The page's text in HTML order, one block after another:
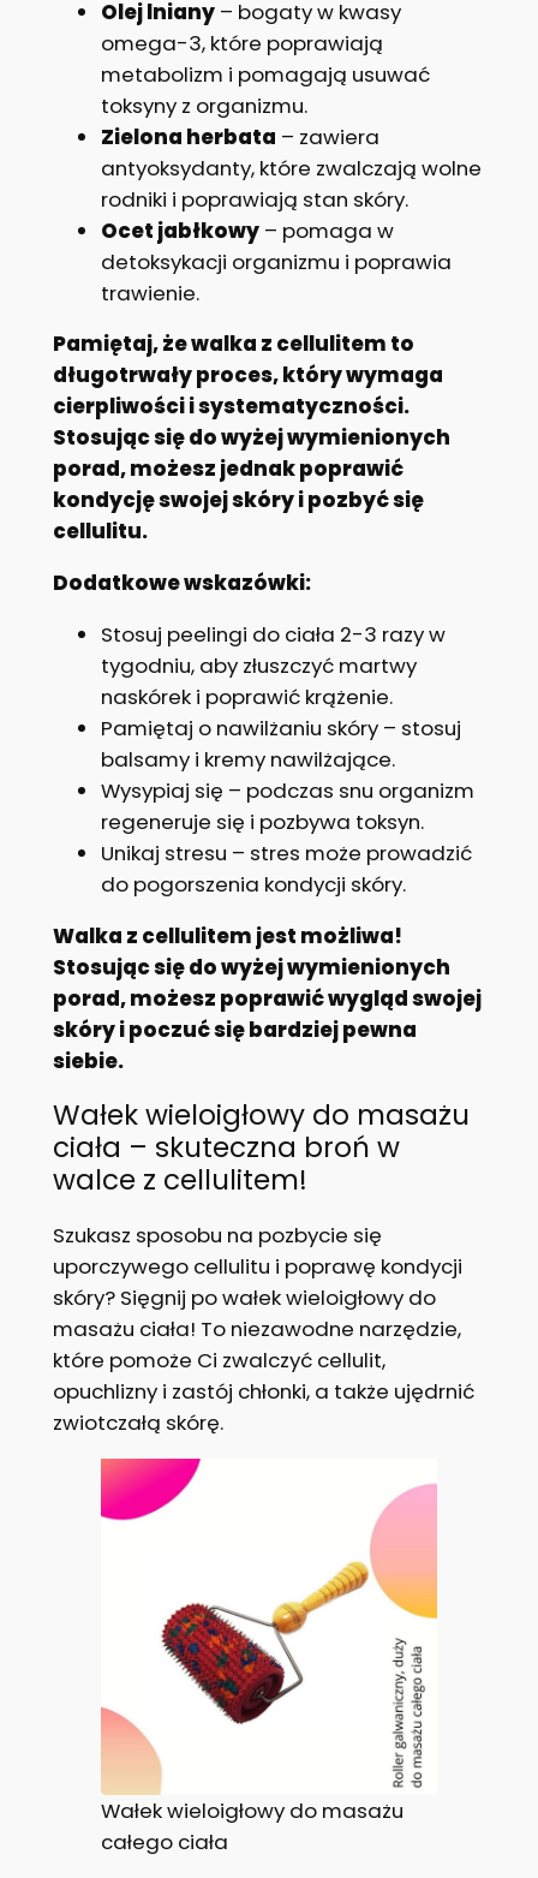
Olej lniany– bogaty w kwasy
omega-3, które poprawiają
metabolizm i pomagają usuwać
toksyny z organizmu.
Zielona herbata – zawiera
antyoksydanty, które zwalczają wolne
rodniki i poprawiają stan skóry.
Ocet jabłkowy– pomaga w
detoksykacji organizmu i poprawia
trawienie.
Pamiętaj, że walka z cellulitem to
długotrwały proces, który wymaga
cierpliwości i systematyczności.
Stosując się do wyżej wymienionych
porad, możesz jednak poprawić
kondycję swojej skóry i pozbyć się
cellulitu.
Dodatkowe wskazówki:
Stosuj peelingi do ciała 2-3 razy w
tygodniu, aby złuszczyć martwy
naskórek i poprawić krążenie.
Pamiętaj o nawilżaniu skóry – stosuj
balsamy i kremy nawilżające.
Wysypiaj się – podczas snu organizm
regeneruje się i pozbywa toksyn.
Unikaj stresu – stres może prowadzić
do pogorszenia kondycji skóry.
Walka z cellulitem jest możliwa!
Stosując się do wyżej wymienionych
porad, możesz poprawić wygląd swojej
skóry i poczuć się bardziej pewna
siebie.
Wałek wieloigłowy do masażu
ciała – skuteczna broń w
walce z cellulitem!
Szukasz sposobu na pozbycie się
uporczywego cellulitu i poprawę kondycji
skóry? Sięgnij po wałek wieloigłowy do
masażu ciała! To niezawodne narzędzie,
które pomoże Ci zwalczyć cellulit,
opuchlizny i zastój chłonki, a także ujędrnić
zwiotczałą skórę.
Wałek wieloigłowy do masażu
całego ciała